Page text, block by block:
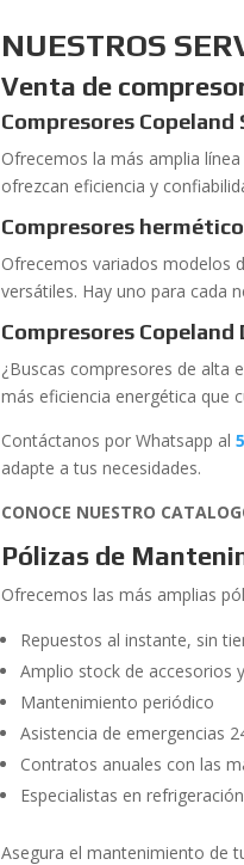
NUESTROS
Venta de
Compresores Copeland
Ofrecemos la más amplia
ofrezcan eficiencia y
Compresores
Ofrecemos variados modelos
versátiles. Hay uno para cada
Compresores Copeland
¿Buscas compresores de alta
más eficiencia energética que
Contáctanos por Whatsapp al
adapte a tus necesidades.
CONOCE NUESTRO
Pólizas de
Ofrecemos las más amplias
Repuestos al instante, sin
Amplio stock de accesorios
Mantenimiento periódico
Asistencia de emergencias
Contratos anuales con las
Especialistas en refrigeración
Asegura el mantenimiento de